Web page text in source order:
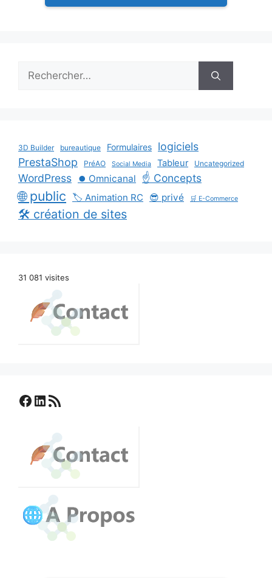
Rechercher :
3D Builder bureautique Formulaires
logiciels
PrestaShop
PréAO Social Media Tableur Uncategorized
WordPress ⏺️ Omnicanal ☝️ Concepts
🌐 public 🏷️ Animation RC 😎 privé 🛒 E-Commerce
🛠️ création de sites
31 081 visites
Facebook
LinkedIn
Flux RSS